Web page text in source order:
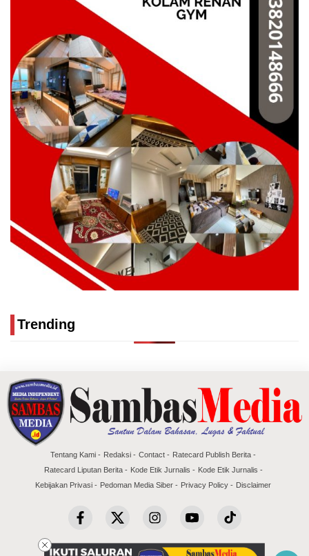
Trending
Tentang Kami Redaksi Contact
Ratecard Publish Berita
Ratecard Liputan Berita
Kode Etik Jurnalis
Kode Etik Jurnalis
Kebijakan Privasi
Pedoman Media Siber Privacy Policy Disclaimer
Copyright @2026 Sambas Media